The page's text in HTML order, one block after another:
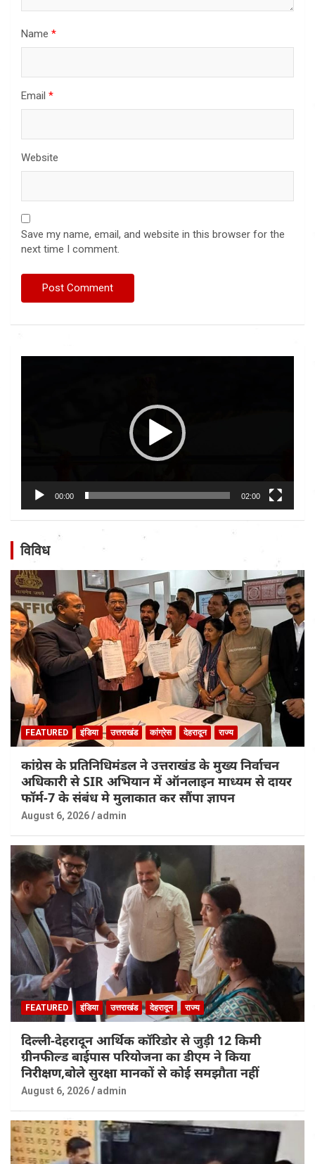
Name *
Email *
Website
Save my name, email, and website in this browser for the
next time I comment.
00:00 02:00
विविध
FEATURED इंडिया उत्तराखंड कांग्रेस देहरादून राज्य
कांग्रेस के प्रतिनिधिमंडल ने उत्तराखंड के मुख्य निर्वाचन
अधिकारी से SIR अभियान में ऑनलाइन माध्यम से दायर
फॉर्म-7 के संबंध मे मुलाकात कर सौंपा ज्ञापन
August 6, 2026 admin
FEATURED इंडिया उत्तराखंड देहरादून राज्य
दिल्ली-देहरादून आर्थिक कॉरिडोर से जुड़ी 12 किमी
ग्रीनफील्ड बाईपास परियोजना का डीएम ने किया
निरीक्षण,बोले सुरक्षा मानकों से कोई समझौता नहीं
August 6, 2026 admin